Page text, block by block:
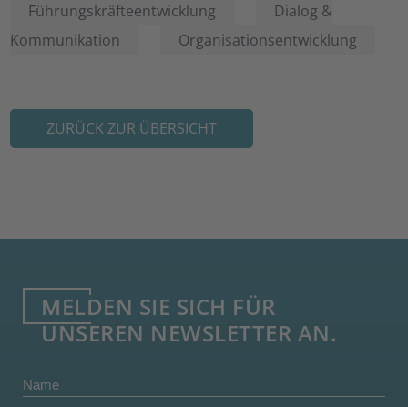
Führungskräfteentwicklung
Dialog &
Kommunikation
Organisationsentwicklung
ZURÜCK ZUR ÜBERSICHT
MELDEN SIE SICH FÜR
UNSEREN NEWSLETTER AN.